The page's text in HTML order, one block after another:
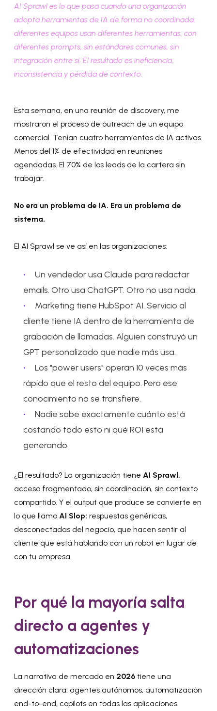
AI Sprawl es lo que pasa cuando una organización
adopta herramientas de IA de forma no coordinada:
diferentes equipos usan diferentes herramientas, con
diferentes prompts, sin estándares comunes, sin
integración entre sí. El resultado es ineficiencia,
inconsistencia y pérdida de contexto.
Esta semana, en una reunión de discovery, me
mostraron el proceso de outreach de un equipo
comercial. Tenían cuatro herramientas de IA activas.
Menos del 1% de efectividad en reuniones
agendadas. El 70% de los leads de la cartera sin
trabajar.
No era un problema de IA. Era un problema de
sistema.
El AI Sprawl se ve así en las organizaciones:
Un vendedor usa Claude para redactar
emails. Otro usa ChatGPT. Otro no usa nada.
Marketing tiene HubSpot AI. Servicio al
cliente tiene IA dentro de la herramienta de
grabación de llamadas. Alguien construyó un
GPT personalizado que nadie más usa.
Los "power users" operan 10 veces más
rápido que el resto del equipo. Pero ese
conocimiento no se transfiere.
Nadie sabe exactamente cuánto está
costando todo esto ni qué ROI está
generando.
¿El resultado? La organización tieneAI Sprawl,
acceso fragmentado, sin coordinación, sin contexto
compartido. Y el output que produce se convierte en
lo que llamoAI Slop: respuestas genéricas,
desconectadas del negocio, que hacen sentir al
cliente que está hablando con un robot en lugar de
con tu empresa.
Por qué la mayoría salta
directo a agentes y
automatizaciones
La narrativa de mercado en 2026 tiene una
dirección clara: agentes autónomos, automatización
end-to-end, copilots en todas las aplicaciones.